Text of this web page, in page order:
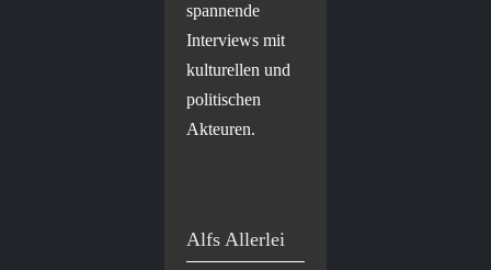
spannende
Interviews mit
kulturellen und
politischen
Akteuren.
Alfs Allerlei